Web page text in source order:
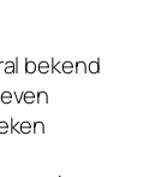
bekend